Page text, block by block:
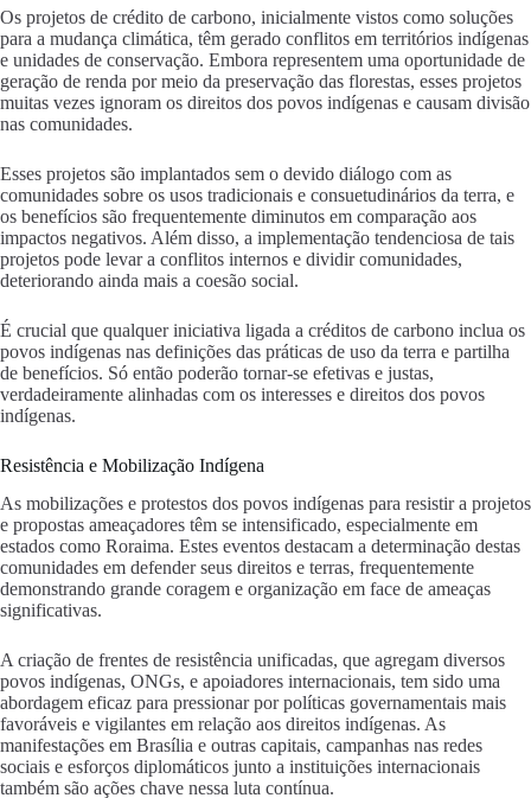
Os projetos de crédito de carbono, inicialmente vistos como soluções
para a mudança climática, têm gerado conflitos em territórios indígenas
e unidades de conservação. Embora representem uma oportunidade de
geração de renda por meio da preservação das florestas, esses projetos
muitas vezes ignoram os direitos dos povos indígenas e causam divisão
nas comunidades.
Esses projetos são implantados sem o devido diálogo com as
comunidades sobre os usos tradicionais e consuetudinários da terra, e
os benefícios são frequentemente diminutos em comparação aos
impactos negativos. Além disso, a implementação tendenciosa de tais
projetos pode levar a conflitos internos e dividir comunidades,
deteriorando ainda mais a coesão social.
É crucial que qualquer iniciativa ligada a créditos de carbono inclua os
povos indígenas nas definições das práticas de uso da terra e partilha
de benefícios. Só então poderão tornar-se efetivas e justas,
verdadeiramente alinhadas com os interesses e direitos dos povos
indígenas.
Resistência e Mobilização Indígena
As mobilizações e protestos dos povos indígenas para resistir a projetos
e propostas ameaçadores têm se intensificado, especialmente em
estados como Roraima. Estes eventos destacam a determinação destas
comunidades em defender seus direitos e terras, frequentemente
demonstrando grande coragem e organização em face de ameaças
significativas.
A criação de frentes de resistência unificadas, que agregam diversos
povos indígenas, ONGs, e apoiadores internacionais, tem sido uma
abordagem eficaz para pressionar por políticas governamentais mais
favoráveis e vigilantes em relação aos direitos indígenas. As
manifestações em Brasília e outras capitais, campanhas nas redes
sociais e esforços diplomáticos junto a instituições internacionais
também são ações chave nessa luta contínua.